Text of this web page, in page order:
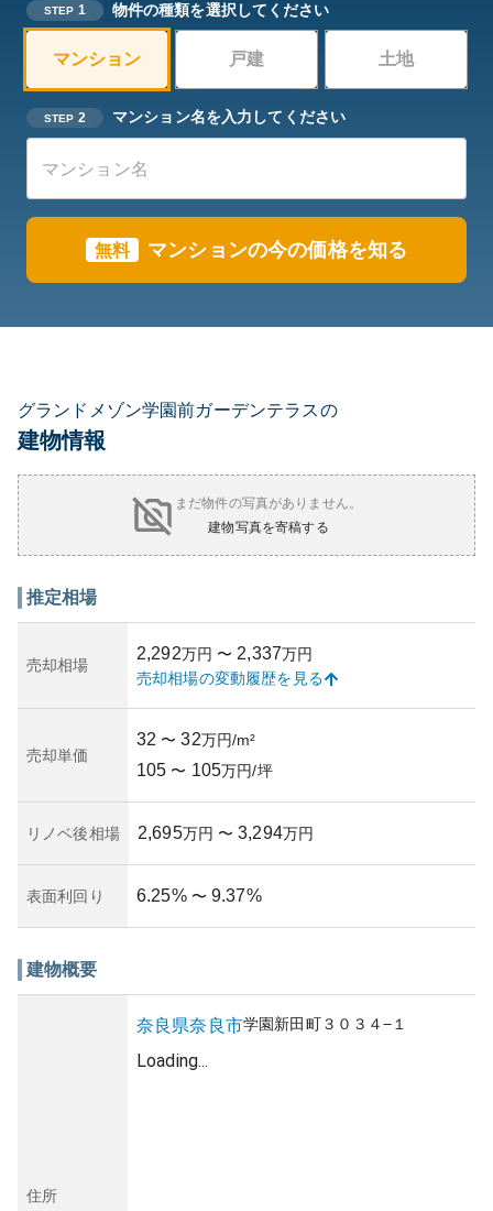
STEP 1 物件の種類を選択してください
マンション 戸建 土地
STEP 2 マンション名を入力してください
無料 マンションの今の価格を知る
グランドメゾン学園前ガーデンテラスの
建物情報
まだ物件の写真がありません。
建物写真を寄稿する
推定相場
売却相場
2,292万円 〜 2,337万円
売却相場の変動履歴を見る
売却単価
32 〜 32万円/m²
105 〜 105万円/坪
リノベ後相場 2,695万円 〜 3,294万円
表面利回り 6.25% 〜 9.37%
建物概要
住所
奈良県奈良市学園新田町３０３４−１
Loading...